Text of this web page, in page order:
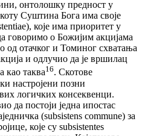
онтолошку предност у
Суштина Бога има своје
које има приоритет у
говоримо о Божијим акцијама
од отачког и Томиног схватања
и одлучио да је вршилац
као таква16. Скотове
настројени позни
логичких консеквенци.
да постоји једна ипостас
(subsistens commune) за
које су subsistentes